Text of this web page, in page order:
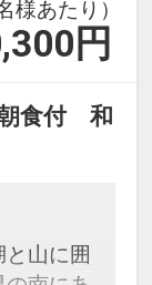
様あたり）
円
朝食付 和
山に囲